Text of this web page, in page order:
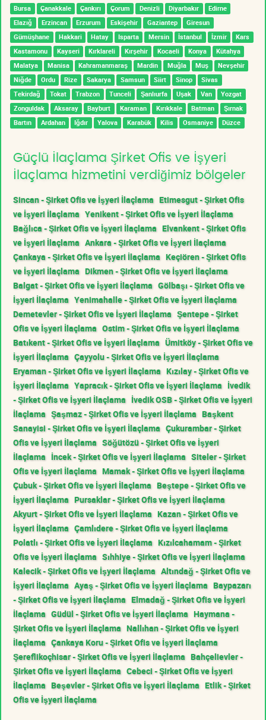
Bursa Çanakkale Çankırı Çorum Denizli Diyarbakır
Edirne
Elazığ
Erzincan Erzurum Eskişehir Gaziantep
Giresun
Gümüşhane
Hakkari Hatay Isparta Mersin İstanbul İzmir
Kars
Kastamonu
Kayseri Kırklareli Kırşehir Kocaeli Konya
Kütahya
Malatya
Manisa Kahramanmaraş Mardin Muğla Muş
Nevşehir
Niğde
Ordu Rize Sakarya Samsun Siirt Sinop
Sivas
Tekirdağ
Tokat Trabzon Tunceli Şanlıurfa Uşak Van
Yozgat
Zonguldak
Aksaray Bayburt Karaman Kırıkkale Batman
Şırnak
Bartın
Ardahan Iğdır Yalova Karabük Kilis Osmaniye Düzce
Güçlü İlaçlama Şirket Ofis ve İşyeri
İlaçlama hizmetini verdiğimiz bölgeler
Sincan - Şirket Ofis ve İşyeri İlaçlama Etimesgut - Şirket Ofis
ve İşyeri İlaçlama Yenikent - Şirket Ofis ve İşyeri İlaçlama
Bağlıca - Şirket Ofis ve İşyeri İlaçlama Elvankent - Şirket Ofis
ve İşyeri İlaçlama Ankara - Şirket Ofis ve İşyeri İlaçlama
Çankaya - Şirket Ofis ve İşyeri İlaçlama Keçiören - Şirket Ofis
ve İşyeri İlaçlama Dikmen - Şirket Ofis ve İşyeri İlaçlama
Balgat - Şirket Ofis ve İşyeri İlaçlama Gölbaşı - Şirket Ofis ve
İşyeri İlaçlama Yenimahalle - Şirket Ofis ve İşyeri İlaçlama
Demetevler - Şirket Ofis ve İşyeri İlaçlama Şentepe - Şirket
Ofis ve İşyeri İlaçlama Ostim - Şirket Ofis ve İşyeri İlaçlama
Batıkent - Şirket Ofis ve İşyeri İlaçlama Ümitköy - Şirket Ofis ve
İşyeri İlaçlama Çayyolu - Şirket Ofis ve İşyeri İlaçlama
Eryaman - Şirket Ofis ve İşyeri İlaçlama Kızılay - Şirket Ofis ve
İşyeri İlaçlama Yapracık - Şirket Ofis ve İşyeri İlaçlama İvedik
- Şirket Ofis ve İşyeri İlaçlama İvedik OSB - Şirket Ofis ve İşyeri
İlaçlama Şaşmaz - Şirket Ofis ve İşyeri İlaçlama Başkent
Sanayisi - Şirket Ofis ve İşyeri İlaçlama Çukurambar - Şirket
Ofis ve İşyeri İlaçlama Söğütözü - Şirket Ofis ve İşyeri
İlaçlama İncek - Şirket Ofis ve İşyeri İlaçlama Siteler - Şirket
Ofis ve İşyeri İlaçlama Mamak - Şirket Ofis ve İşyeri İlaçlama
Çubuk - Şirket Ofis ve İşyeri İlaçlama Beştepe - Şirket Ofis ve
İşyeri İlaçlama Pursaklar - Şirket Ofis ve İşyeri İlaçlama
Akyurt - Şirket Ofis ve İşyeri İlaçlama Kazan - Şirket Ofis ve
İşyeri İlaçlama Çamlıdere - Şirket Ofis ve İşyeri İlaçlama
Polatlı - Şirket Ofis ve İşyeri İlaçlama Kızılcahamam - Şirket
Ofis ve İşyeri İlaçlama Sıhhiye - Şirket Ofis ve İşyeri İlaçlama
Kalecik - Şirket Ofis ve İşyeri İlaçlama Altındağ - Şirket Ofis ve
İşyeri İlaçlama Ayaş - Şirket Ofis ve İşyeri İlaçlama Baypazarı
- Şirket Ofis ve İşyeri İlaçlama Elmadağ - Şirket Ofis ve İşyeri
İlaçlama Güdül - Şirket Ofis ve İşyeri İlaçlama Haymana -
Şirket Ofis ve İşyeri İlaçlama Nallıhan - Şirket Ofis ve İşyeri
İlaçlama Çankaya Koru - Şirket Ofis ve İşyeri İlaçlama
Şereflikoçhisar - Şirket Ofis ve İşyeri İlaçlama Bahçelievler -
Şirket Ofis ve İşyeri İlaçlama Cebeci - Şirket Ofis ve İşyeri
İlaçlama Beşevler - Şirket Ofis ve İşyeri İlaçlama Etlik - Şirket
Ofis ve İşyeri İlaçlama